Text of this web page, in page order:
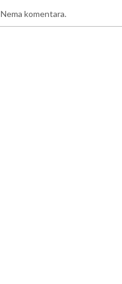
Nema komentara.